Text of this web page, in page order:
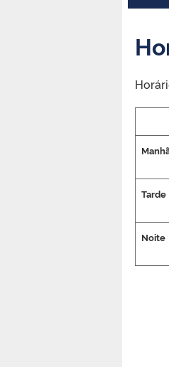
Tarde
Noite